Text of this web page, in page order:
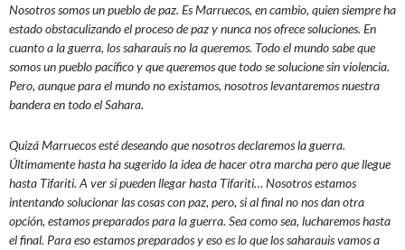
Nosotros somos un pueblo de paz. Es Marruecos, en cambio, quien siempre ha
estado obstaculizando el proceso de paz y nunca nos ofrece soluciones. En
cuanto a la guerra, los saharauis no la queremos. Todo el mundo sabe que
somos un pueblo pacífico y que queremos que todo se solucione sin violencia.
Pero, aunque para el mundo no existamos, nosotros levantaremos nuestra
bandera en todo el Sahara.
Quizá Marruecos esté deseando que nosotros declaremos la guerra.
Últimamente hasta ha sugerido la idea de hacer otra marcha pero que llegue
hasta Tifariti. A ver si pueden llegar hasta Tifariti… Nosotros estamos
intentando solucionar las cosas con paz, pero, si al final no nos dan otra
opción, estamos preparados para la guerra. Sea como sea, lucharemos hasta
el final. Para eso estamos preparados y eso es lo que los saharauis vamos a